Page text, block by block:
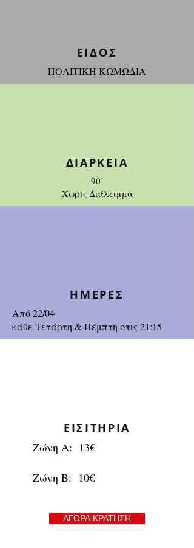
ΕΙΔΟΣ
ΠΟΛΙΤΙΚΗ ΚΩΜΩΔΙΑ
ΔΙΑΡΚΕΙΑ
90΄
Χωρίς Διάλειμμα
ΗΜΕΡΕΣ
Από 22/04
κάθε Τετάρτη & Πέμπτη στις 21:15
ΕΙΣΙΤΗΡΙΑ
Ζώνη Α: 13€
Ζώνη Β: 10€
ΑΓΟΡΑ ΚΡΑΤΗΣΗ